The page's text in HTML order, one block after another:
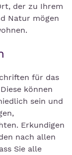
der zu Ihrem
Natur mögen
für das
können
sein und
Erkundigen
nach allen
Sie alle